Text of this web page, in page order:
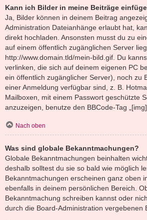
Kann ich Bilder in meine Beiträge
Ja, Bilder können in deinem Beitrag
Administration Dateianhänge erlaubt hat,
direkt hochladen. Ansonsten musst du zu
auf einem öffentlich zugänglichen Server
http://www.domain.tld/mein-bild.gif. Du
verlinken, die sich auf deinem eigenen PC
ein öffentlich zugänglicher Server), noch zu
einer Anmeldung verfügbar sind, z. B.
Mailboxen, mit einem Passwort geschützte
anzuzeigen, benutze den BBCode-Tag
Nach oben
Was sind globale Bekanntmachungen?
Globale Bekanntmachungen beinhalten
deshalb solltest du sie so bald wie möglich
Bekanntmachungen erscheinen ganz oben
ebenfalls in deinem persönlichen Bereich.
Bekanntmachung schreiben kannst oder
durch die Board-Administration vergebenen